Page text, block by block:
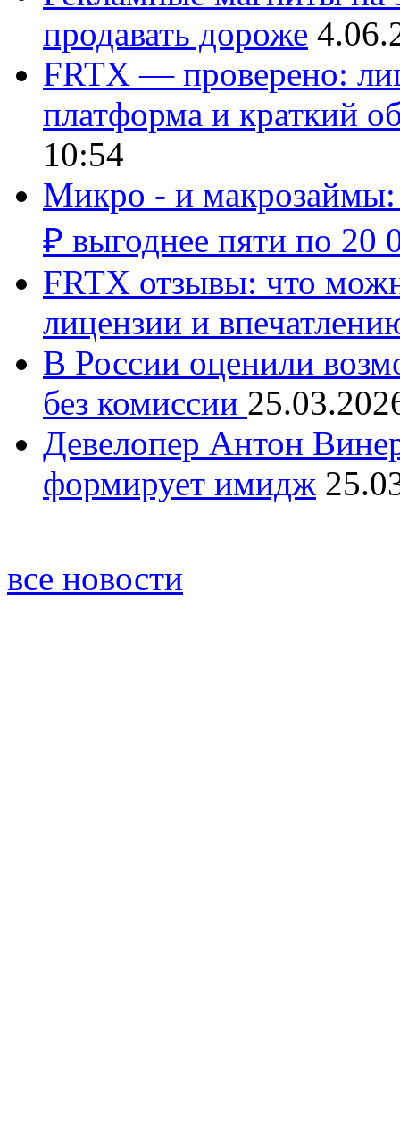
продавать дороже
FRTX — проверено:
платформа и краткий
10:54
Микро - и макрозаймы:
₽ выгоднее пяти по 20
FRTX отзывы: что
лицензии и
В России оценили
без комиссии
Девелопер Антон
формирует имидж
все новости